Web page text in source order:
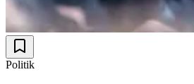
Politik